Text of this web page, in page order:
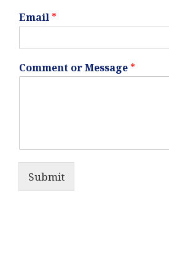
Email *
Comment or Message *
Submit